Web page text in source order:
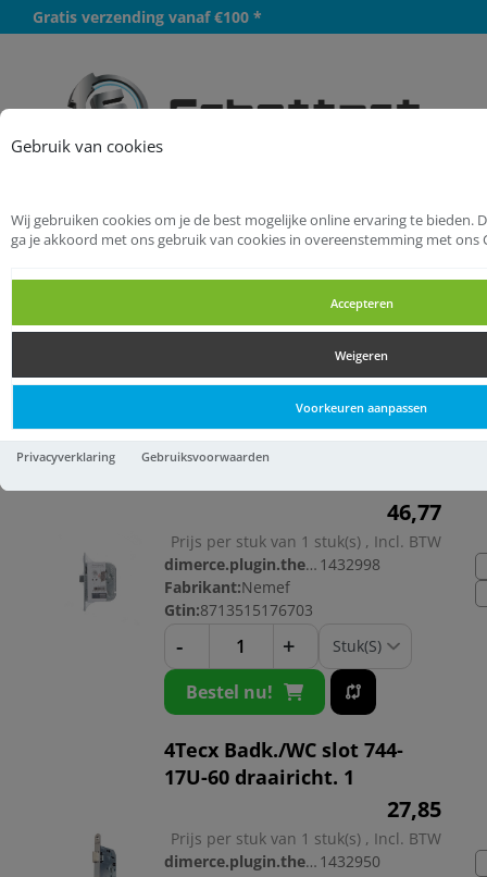
Gebruik van cookies
Wij gebruiken cookies om je de best mogelijke online ervaring te bieden.
ga je akkoord met ons gebruik van cookies in overeenstemming met ons
Accepteren
Weigeren
Voorkeuren aanpassen
Privacyverklaring Gebruiksvoorwaarden
Gratis verzending vanaf €100 *
Startpagina
Hang- en Sluitwerk
Sloten
Insteeksloten
Insteeksloten
Insteeksloten
1444-55 krimp
46,77
Prijs per stuk van 1 stuk(s) , Incl. BTW
dimerce.plugin.theme.productnr: 1432998
Fabrikant:Nemef
Gtin:8713515176703
- +
Bestel nu!
4Tecx Badk./WC slot 744-
17U-60 draairicht. 1
27,85
Prijs per stuk van 1 stuk(s) , Incl. BTW
dimerce.plugin.theme.productnr: 1432950